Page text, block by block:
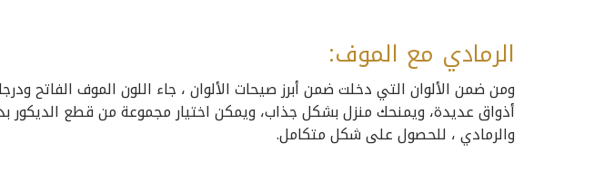
الرمادي مع الموف:
ومن ضمن الألوان التي دخلت ضمن أبرز صيحات الألوان ، جاء اللون الموف الفاتح
أذواق عديدة، ويمنحك منزل بشكل جذاب، ويمكن اختيار مجموعة من قطع الديكور
والرمادي ، للحصول على شكل متكامل.